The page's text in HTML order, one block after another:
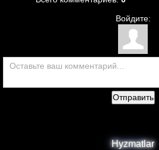
Войдите:
Отправить
Hyzmatlar